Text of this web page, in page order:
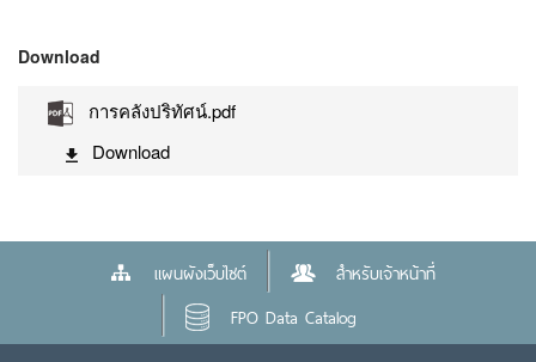
Download
การคลังปริทัศน์.pdf
Download
แผนผังเว็บไซต์
สำหรับเจ้าหน้าที่
FPO Data Catalog